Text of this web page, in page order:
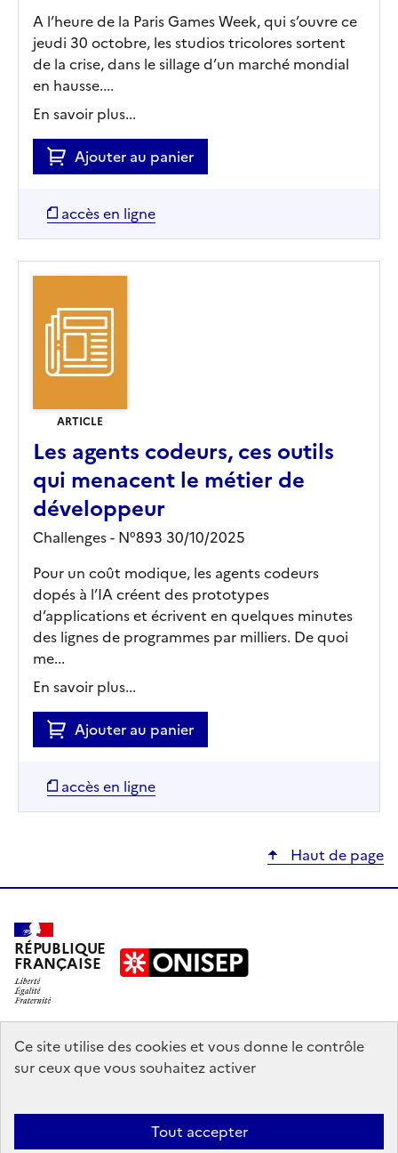
Ce site utilise des cookies et vous donne le contrôle
sur ceux que vous souhaitez activer
Tout accepter
A l’heure de la Paris Games Week, qui s’ouvre ce
jeudi 30 octobre, les studios tricolores sortent
de la crise, dans le sillage d’un marché mondial
en hausse....
En savoir plus...
Ajouter au panier
accès en ligne
ARTICLE
Les agents codeurs, ces outils
qui menacent le métier de
développeur
Challenges - N°893 30/10/2025
Pour un coût modique, les agents codeurs
dopés à l’IA créent des prototypes
d’applications et écrivent en quelques minutes
des lignes de programmes par milliers. De quoi
me...
En savoir plus...
Ajouter au panier
accès en ligne
Haut de page
RÉPUBLIQUE
FRANÇAISE
education.gouv.fr
enseignementsup-recherche.gouv.fr